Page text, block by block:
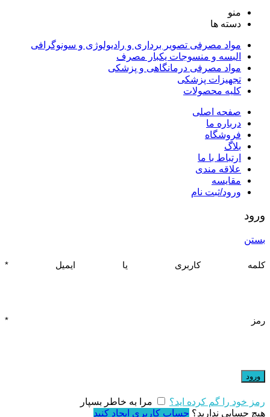
منو
دسته ها
مواد مصرفی تصویر برداری و رادیولوژی و سونوگرافی
البسه و منسوجات یکبار مصرف
مواد مصرفی درمانگاهی و پزشکی
تجهیزات پزشکی
کلیه محصولات
صفحه اصلی
درباره ما
فروشگاه
بلاگ
ارتباط با ما
علاقه مندی
مقایسه
ورود/ثبت نام
ورود
بستن
کلمه کاربری یا ایمیل *
رمز *
ورود
رمز خود را گم کرده اید؟
مرا به خاطر بسپار
هیچ حسابی ندارید؟ حساب کاربری ایجاد کنید